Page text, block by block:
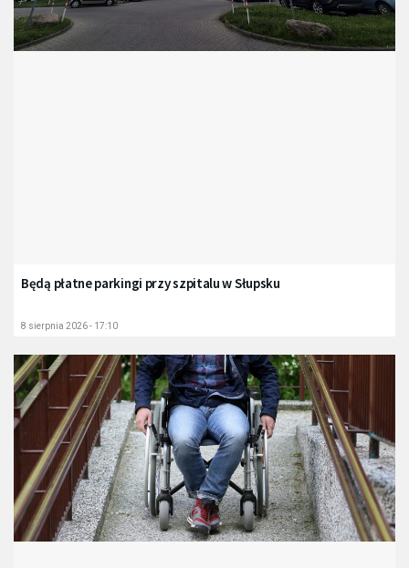
Będą płatne parkingi przy szpitalu w Słupsku
8 sierpnia 2026 - 17:10